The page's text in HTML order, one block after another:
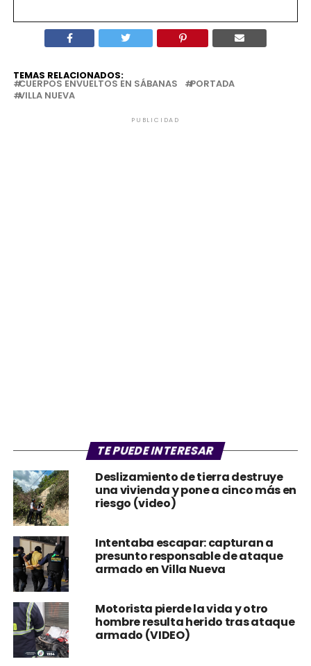
TEMAS RELACIONADOS:
CUERPOS ENVUELTOS EN SÁBANAS
PORTADA
VILLA NUEVA
PUBLICIDAD
TE PUEDE INTERESAR
Deslizamiento de tierra destruye
una vivienda y pone a cinco más en
riesgo (video)
Intentaba escapar: capturan a
presunto responsable de ataque
armado en Villa Nueva
Motorista pierde la vida y otro
hombre resulta herido tras ataque
armado (VIDEO)